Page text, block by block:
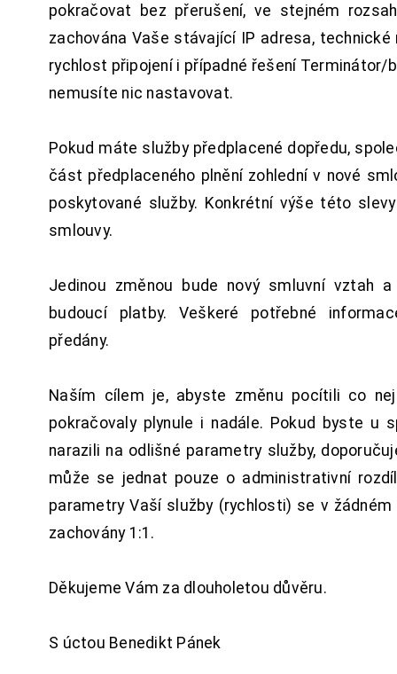
pokračovat bez přerušení, ve stejném
zachována Vaše stávající IP adresa, technické
rychlost připojení i případné řešení Terminátor/
nemusíte nic nastavovat.
Pokud máte služby předplacené dopředu,
část předplaceného plnění zohlední v nové
poskytované služby. Konkrétní výše této
smlouvy.
Jedinou změnou bude nový smluvní vztah
budoucí platby. Veškeré potřebné
předány.
Naším cílem je, abyste změnu pocítili co
pokračovaly plynule i nadále. Pokud byste u
narazili na odlišné parametry služby,
může se jednat pouze o administrativní
parametry Vaší služby (rychlosti) se v
zachovány 1:1.
Děkujeme Vám za dlouholetou důvěru.
S úctou Benedikt Pánek